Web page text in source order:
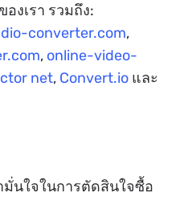
งเรา รวมถึง:
converter.com,
, online-video-
net, Convert.io และ
มั่นใจในการตัดสินใจซื้อ